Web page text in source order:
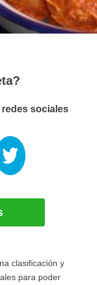
sociales
clasificación y
para poder